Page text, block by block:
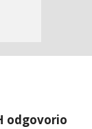
odgovorio